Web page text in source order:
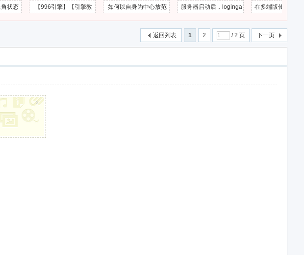
【996引擎】【引擎教
程】第3课 - 工具服配置
如何以自身为中心放范
围伤害技能？
服务器启动后，loginga
te一直心跳中断
在多端版传2如何获取装
备的属性？
1 2 / 2 页 下一页
返回列表
x